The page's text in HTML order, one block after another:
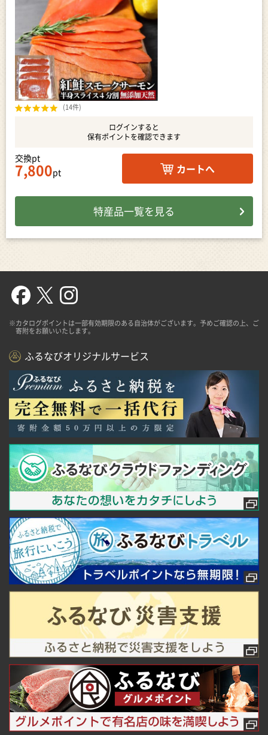
(14件)
ログインすると
保有ポイントを確認できます
交換pt
7,800pt カートへ
特産品一覧を見る
※カタログポイントは一部有効期限のある自治体がございます。予めご確認の上、ご
寄附をお願いいたします。
ふるなびオリジナルサービス